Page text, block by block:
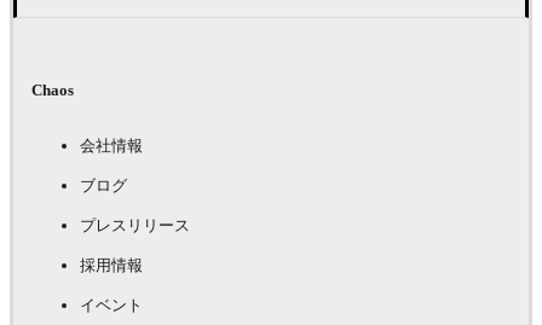
Chaos
会社情報
ブログ
プレスリリース
採用情報
イベント